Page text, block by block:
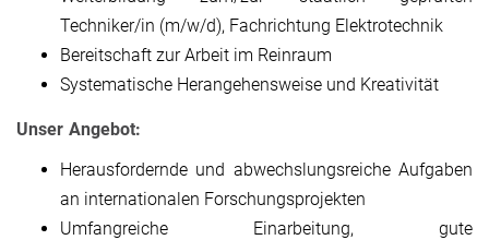
Techniker/in (m/w/d), Fachrichtung Elektrotechnik
Bereitschaft zur Arbeit im Reinraum
Systematische Herangehensweise und Kreativität
Unser Angebot:
Herausfordernde und abwechslungsreiche Aufgaben
an internationalen Forschungsprojekten
Umfangreiche Einarbeitung, gute